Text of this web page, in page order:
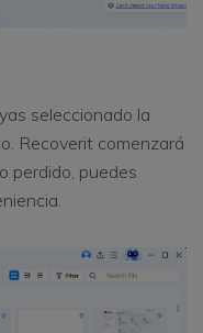
seleccionado la
Recoverit comenzará
perdido, puedes